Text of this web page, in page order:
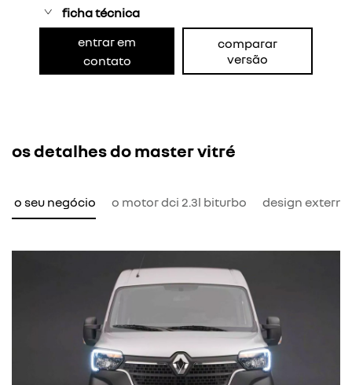
ficha técnica
entrar em
contato
comparar
versão
os detalhes do master vitré
o seu negócio o motor dci 2.3l biturbo design externo